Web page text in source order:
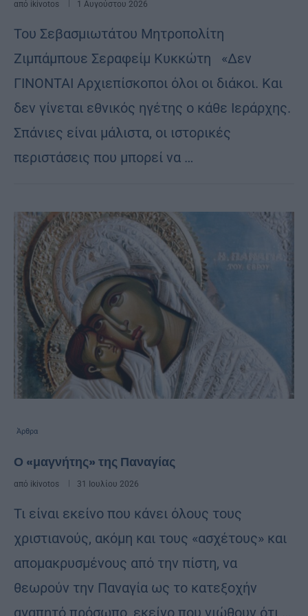
από ikivotos 1 Αυγούστου 2026
Του Σεβασμιωτάτου Μητροπολίτη
Ζιμπάμπουε Σεραφείμ Κυκκώτη «Δεν
ΓΙΝΟΝΤΑΙ Αρχιεπίσκοποι όλοι οι διάκοι. Και
δεν γίνεται εθνικός ηγέτης ο κάθε Ιεράρχης.
Σπάνιες είναι μάλιστα, οι ιστορικές
περιστάσεις που μπορεί να …
Άρθρα
Ο «μαγνήτης» της Παναγίας
από ikivotos 31 Ιουλίου 2026
Τι είναι εκείνο που κάνει όλους τους
χριστιανούς, ακόμη και τους «ασχέτους» και
απομακρυσμένους από την πίστη, να
θεωρούν την Παναγία ως το κατεξοχήν
αγαπητό πρόσωπο, εκείνο που νιώθουν ότι …